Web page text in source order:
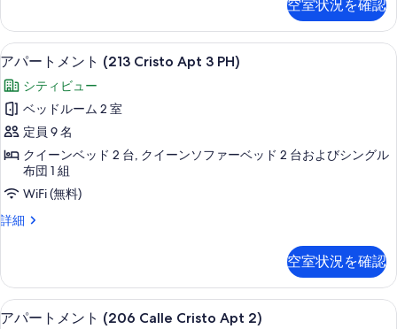
示
す
る
Apt
2)
の
す
べ
て
の
写
真
示
す
メ
ン
ト
Calle
Cristo
Apt
2)
の
細
空室状況を確認
ア
パ
ー
ト
メ
ト
(213
Cristo
3
PH)
の
28
アパートメント (213 Cristo Apt 3 PH)
シティビュー
ベッドルーム 2 室
定員 9 名
クイーンベッド 2 台, クイーンソファーベッド 2 台およびシングル
布団 1 組
WiFi (無料)
詳細
ア
メ
ン
ト
空室状況を確認
ア 32
アパートメント (206 Calle Cristo Apt 2)